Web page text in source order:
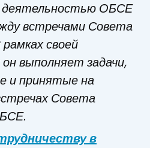
деятельностью ОБСЕ
встречами Совета
своей
выполняет задачи,
и принятые на
Совета
в